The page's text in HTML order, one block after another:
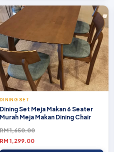
DINING SET
Dining Set Meja Makan 6 Seater
Murah Meja Makan Dining Chair
RM 1,650.00
RM 1,299.00